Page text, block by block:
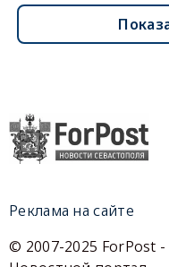
Реклама на сайте
© 2007-2025 ForPost -